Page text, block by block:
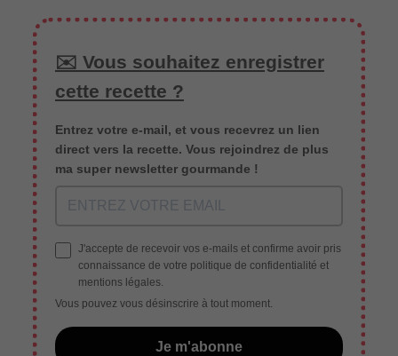
✉️ Vous souhaitez enregistrer
cette recette ?
Entrez votre e-mail, et vous recevrez un lien
direct vers la recette. Vous rejoindrez de plus
ma super newsletter gourmande !
J'accepte de recevoir vos e-mails et confirme avoir pris
connaissance de votre politique de confidentialité et
mentions légales.
Vous pouvez vous désinscrire à tout moment.
Je m'abonne